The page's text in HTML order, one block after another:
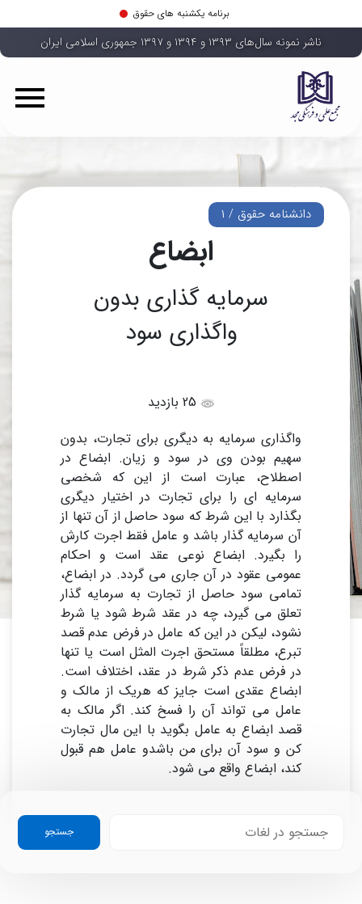
برنامه یکشنبه های حقوق
ناشر نمونه سال‌های ۱۳۹۳ و ۱۳۹۴ و ۱۳۹۷ جمهوری اسلامی ایران
دانشنامه حقوق / ۱
ابضاع
سرمایه گذاری بدون
واگذاری سود
واگذاری سرمایه به دیگری برای تجارت، بدون
سهیم بودن وی در سود و زیان. ابضاع در
اصطلاح، عبارت است از این که شخصی
سرمایه ای را برای تجارت در اختیار دیگری
بگذارد با این شرط که سود حاصل از آن تنها از
آن سرمایه گذار باشد و عامل فقط اجرت کارش
را بگیرد. ابضاع نوعی عقد است و احکام
عمومی عقود در آن جاری می گردد. در ابضاع،
تمامی سود حاصل از تجارت به سرمایه گذار
تعلق می گیرد، چه در عقد شرط شود یا شرط
نشود، لیکن در این که عامل در فرض عدم قصد
تبرع، مطلقاً مستحق اجرت المثل است یا تنها
در فرض عدم ذکر شرط در عقد، اختلاف است.
ابضاع عقدی است جایز که هریک از مالک و
عامل می تواند آن را فسخ کند. اگر مالک به
قصد ابضاع به عامل بگوید با این مال تجارت
کن و سود آن برای من باشدو عامل هم قبول
کند، ابضاع واقع می شود.
جستجو